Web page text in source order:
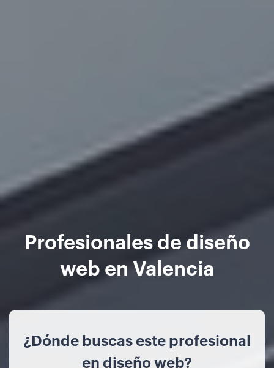
Profesionales de diseño
web en Valencia
¿Dónde buscas este profesional
en diseño web?